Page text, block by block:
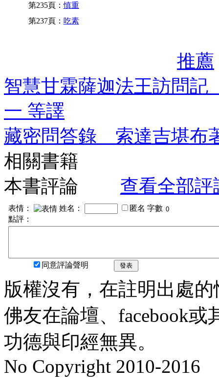
第235頁：慎重
第237頁： 吃素
推薦
智慧甘霖薩迦法王訪問
一 等譯
藏密問答錄 索達吉堪布
相關書籍
本書評論
查看全部評
表情： 姓名： 匿名 字數
點評：
同意評論聲明 發表
版權沒有，在註明出處
佛友在論壇、facebook
功德與印經無異。
No Copyright 2010-2016